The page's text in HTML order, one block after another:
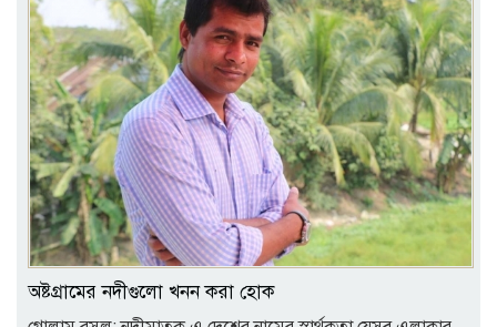
অষ্টগ্রামের নদীগুলো খনন করা হোক